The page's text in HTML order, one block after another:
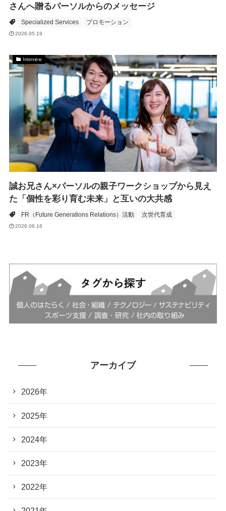
さんへ贈るパーソルからのメッセージ
Specialized Services プロモーション
2026.05.19
Interview
誠お兄さん×パーソルの親子ワークショップから見え
た「個性を彩り育む未来」と互いの大共感
FR（Future Generations Relations）活動 次世代育成
2026.06.16
アーカイブ
2026年
2025年
2024年
2023年
2022年